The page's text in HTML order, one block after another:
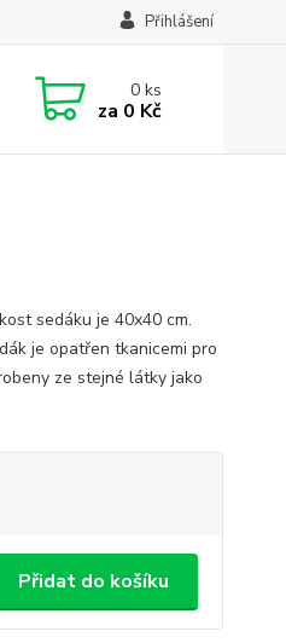
Přihlášení
0ks
za 0 Kč
sedáku je 40x40 cm.
je opatřen tkanicemi pro
ze stejné látky jako
Přidat do košíku